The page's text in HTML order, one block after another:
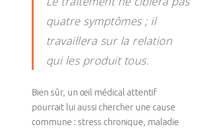
quatre symptômes ; il
travaillera sur la relation
qui les produit tous.
Bien sûr, un œil médical attentif
pourrait lui aussi chercher une cause
commune : stress chronique, maladie